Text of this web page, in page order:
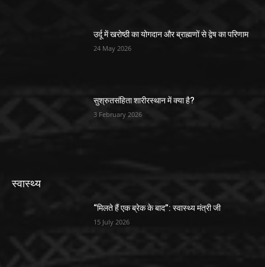
उर्दू में खरोष्ठी का योगदान और ब्राह्मणों से द्वेष का परिणाम
24 May 2026
सुश्रुतसंहिता शारीरस्थान में क्या है?
3 February 2026
स्वास्थ्य
“मिलते हैं एक ब्रेक के बाद”: स्वास्थ्य मंत्री जी
15 July 2026